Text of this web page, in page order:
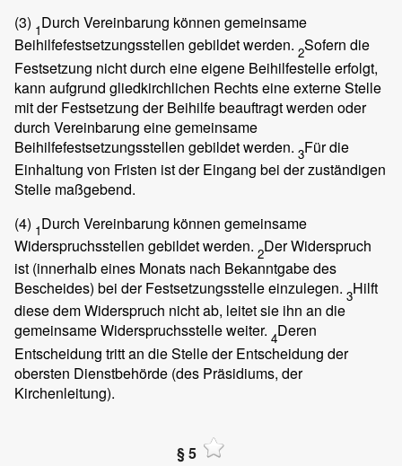
(3) 1Durch Vereinbarung können gemeinsame
Beihilfefestsetzungsstellen gebildet werden. 2Sofern die
Festsetzung nicht durch eine eigene Beihilfestelle erfolgt,
kann aufgrund gliedkirchlichen Rechts eine externe Stelle
mit der Festsetzung der Beihilfe beauftragt werden oder
durch Vereinbarung eine gemeinsame
Beihilfefestsetzungsstellen gebildet werden. 3Für die
Einhaltung von Fristen ist der Eingang bei der zuständigen
Stelle maßgebend.
(4) 1Durch Vereinbarung können gemeinsame
Widerspruchsstellen gebildet werden. 2Der Widerspruch
ist (innerhalb eines Monats nach Bekanntgabe des
Bescheides) bei der Festsetzungsstelle einzulegen. 3Hilft
diese dem Widerspruch nicht ab, leitet sie ihn an die
gemeinsame Widerspruchsstelle weiter. 4Deren
Entscheidung tritt an die Stelle der Entscheidung der
obersten Dienstbehörde (des Präsidiums, der
Kirchenleitung).
§ 5